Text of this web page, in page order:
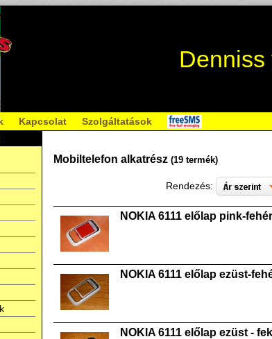
Denniss
Kapcsolat Szolgáltatások
Mobiltelefon alkatrész (19 termék)
Rendezés:
NOKIA 6111 előlap pink-fehér
NOKIA 6111 előlap ezüst-
NOKIA 6111 előlap ezüst -